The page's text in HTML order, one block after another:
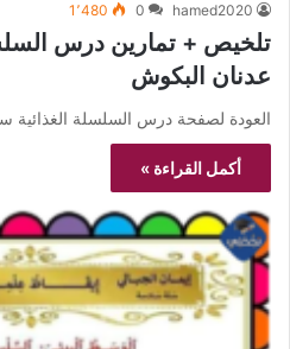
hamed2020
0 1٬480
تلخيص + تمارين درس
عدنان البكوش
العودة لصفحة درس السلسلة الغذائية
أكمل القراءة »